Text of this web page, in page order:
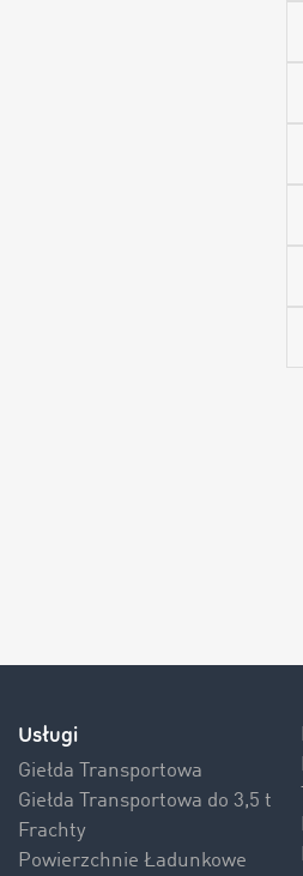
Usługi
Giełda Transportowa
Giełda Transportowa do 3,5 t
Frachty
Powierzchnie Ładunkowe